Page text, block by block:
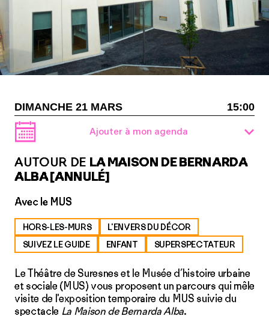
DIMANCHE 21 MARS 15:00
Ajouter à mon agenda
AUTOUR DE LA MAISON DE BERNARDA
ALBA [ANNULÉ]
Avec le MUS
HORS-LES-MURS
L'ENVERS DU DÉCOR
SUIVEZ LE GUIDE
ENFANT SUPERSPECTATEUR
Le Théâtre de Suresnes et le Musée d’histoire urbaine
et sociale (MUS) vous proposent un parcours qui mêle
visite de l'exposition temporaire du MUS suivie du
spectacle La Maison de Bernarda Alba.